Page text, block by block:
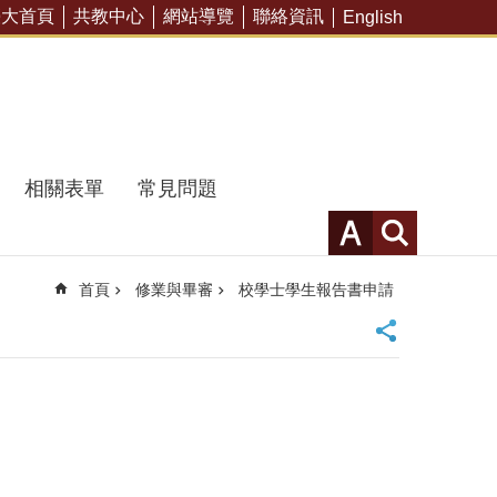
首頁 共教中心 網站導覽 聯絡資訊 English
相關表單
常見問題
首頁 修業與畢審 校學士學生報告書申請